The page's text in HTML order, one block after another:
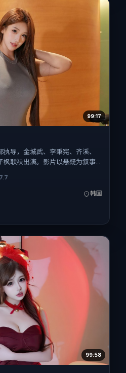
99:17
导，金城武、李秉宪、齐溪、
枫联袂出演。影片以悬疑为叙事
于韩国首映（暑期档），片长109
表演的观众。
7.7
韩国
99:58